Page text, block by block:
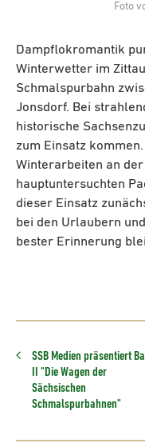
Foto
Dampflokromantik
Winterwetter im
Schmalspurbahn
Jonsdorf. Bei
historische
zum Einsatz
Winterarbeiten an
hauptuntersuchten
dieser Einsatz
bei den Urlaubern
bester Erinnerung
SSB Medien präsentiert
II "Die Wagen der
Sächsischen
Schmalspurbahnen"